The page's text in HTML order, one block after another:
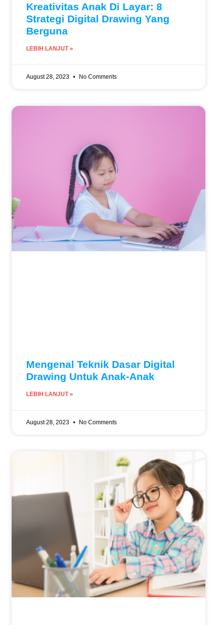
Kreativitas Anak Di Layar: 8
Strategi Digital Drawing Yang
Berguna
LEBIH LANJUT »
August 28, 2023 No Comments
Mengenal Teknik Dasar Digital
Drawing Untuk Anak-Anak
LEBIH LANJUT »
August 28, 2023 No Comments